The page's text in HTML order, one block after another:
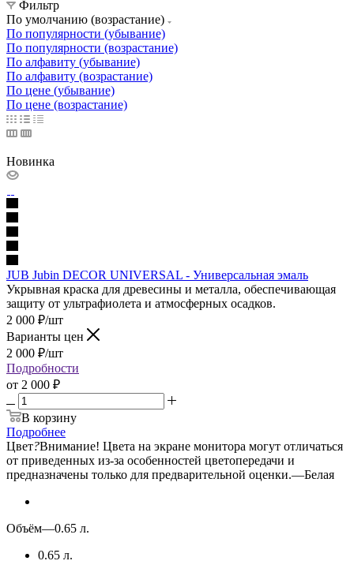
Фильтр
По умолчанию (возрастание)
По популярности (убывание)
По популярности (возрастание)
По алфавиту (убывание)
По алфавиту (возрастание)
По цене (убывание)
По цене (возрастание)
Новинка
JUB Jubin DECOR UNIVERSAL - Универсальная эмаль
Укрывная краска для древесины и металла, обеспечивающая
защиту от ультрафиолета и атмосферных осадков.
2 000 ₽/шт
Варианты цен
2 000 ₽/шт
Подробности
от 2 000 ₽
В корзину
Подробнее
Цвет?Внимание! Цвета на экране монитора могут отличаться
от приведенных из-за особенностей цветопередачи и
предназначены только для предварительной оценки.—Белая
Объём—0.65 л.
0.65 л.